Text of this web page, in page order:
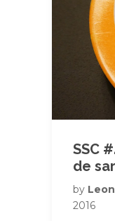
SSC
de
by
2016